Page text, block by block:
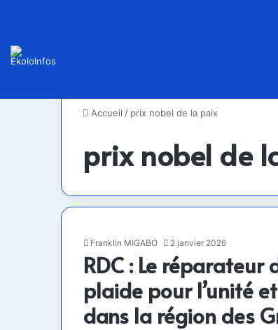
Accueil / prix nobel de la paix
prix nobel de
Franklin MIGABO 2 janvier 2026
RDC : Le réparateur
plaide pour l’unité
dans la région des